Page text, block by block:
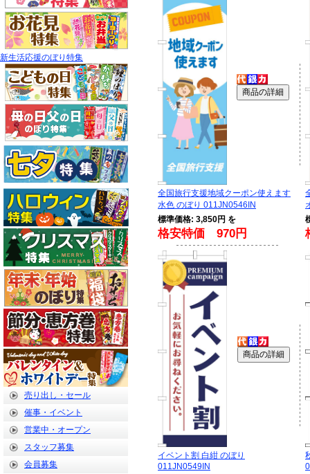
新生活応援のぼり特集
売り出し・セール
催事・イベント
営業中・オープン
スタッフ募集
会員募集
全国旅行支援地域クーポン使えます
水色 のぼり 011JN0546IN
標準価格: 3,850円 を
格安特価 970円
イベント割 白紺 のぼり
011JN0549IN